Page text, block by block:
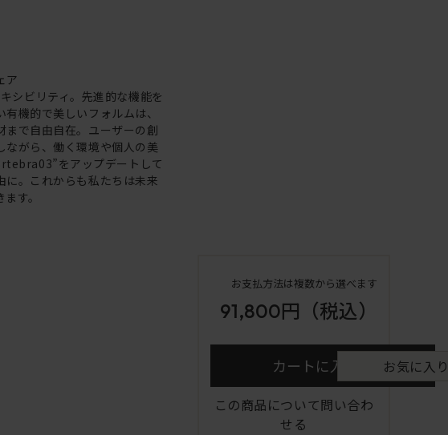
ア
シビリティ。先進的な機能を
機的で美しいフォルムは、
まで自由自在。ユーザーの創
ながら、働く環境や個人の美
をアップデートして
に。これからも私たちは未来
す。
お支払方法は複数から選べます
91,800円 （税込）
カートに入れる お気に入
この商品について問い合わ
せる